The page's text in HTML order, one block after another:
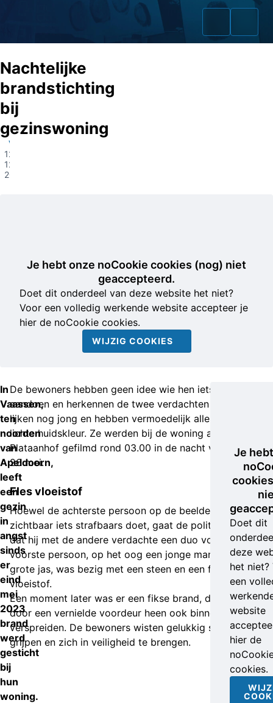
Zaken
Volg ons
Nachtelijke
brandstichting
bij
gezinswoning
Vaassen
12-
12-
2023
Je hebt onze noCookie cookies (nog) niet
geaccepteerd.
Doet dit onderdeel van deze website het niet?
Voor een volledig werkende website accepteer je
hier de noCookie cookies.
WIJZIG COOKIES
In
Vaassen,
ten
noorden
van
Apeldoorn,
leeft
een
gezin
in
angst
sinds
er
eind
mei
2023
brand
werd
gesticht
bij
hun
woning.
De bewoners hebben geen idee wie hen iets zou willen
aandoen en herkennen de twee verdachten niet. Die
lijken nog jong en hebben vermoedelijk allebei een
lichte huidskleur. Ze werden bij de woning aan de
Plataanhof gefilmd rond 03.00 in de nacht van 25 op
26 mei.
Fles vloeistof
Hoewel de achterste persoon op de beelden niet
zichtbaar iets strafbaars doet, gaat de politie ervan uit
dat hij met de andere verdachte een duo vormde. De
voorste persoon, op het oog een jonge man in een te
grote jas, was bezig met een steen en een fles
vloeistof.
Een moment later was er een fikse brand, die zich
door een vernielde voordeur heen ook binnen kon
verspreiden. De bewoners wisten gelukkig snel in te
grijpen en zich in veiligheid te brengen.
Je
Doet dit
deze
het niet?
een
website
hier de
cookies.